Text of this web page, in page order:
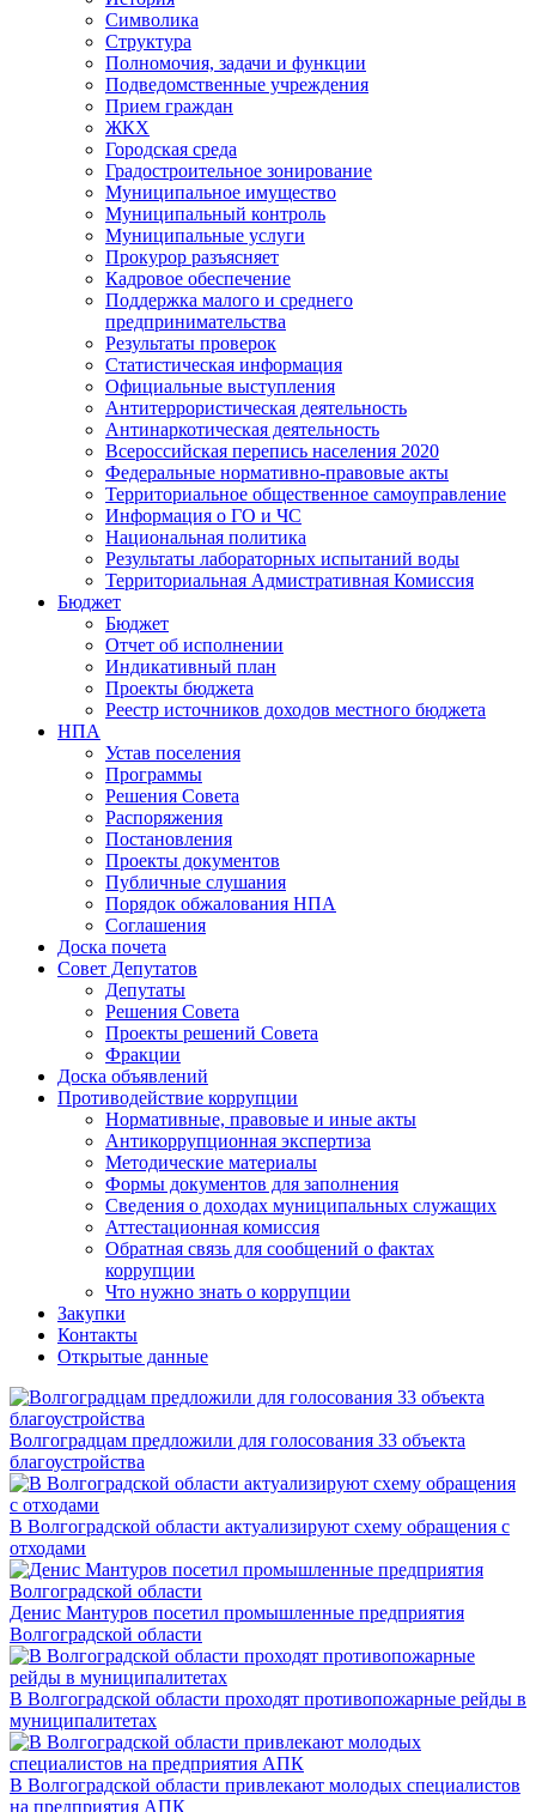
Символика
Структура
Полномочия, задачи и функции
Подведомственные учреждения
Прием граждан
ЖКХ
Городская среда
Градостроительное зонирование
Муниципальное имущество
Муниципальный контроль
Муниципальные услуги
Прокурор разъясняет
Кадровое обеспечение
Поддержка малого и среднего
предпринимательства
Результаты проверок
Статистическая информация
Официальные выступления
Антитеррористическая деятельность
Антинаркотическая деятельность
Всероссийская перепись населения 2020
Федеральные нормативно-правовые акты
Территориальное общественное самоуправление
Информация о ГО и ЧС
Национальная политика
Результаты лабораторных испытаний воды
Территориальная Адмистративная Комиссия
Бюджет
Бюджет
Отчет об исполнении
Индикативный план
Проекты бюджета
Реестр источников доходов местного бюджета
НПА
Устав поселения
Программы
Решения Совета
Распоряжения
Постановления
Проекты документов
Публичные слушания
Порядок обжалования НПА
Соглашения
Доска почета
Совет Депутатов
Депутаты
Решения Совета
Проекты решений Совета
Фракции
Доска объявлений
Противодействие коррупции
Нормативные, правовые и иные акты
Антикоррупционная экспертиза
Методические материалы
Формы документов для заполнения
Сведения о доходах муниципальных служащих
Аттестационная комиссия
Обратная связь для сообщений о фактах
коррупции
Что нужно знать о коррупции
Закупки
Контакты
Открытые данные
Волгоградцам предложили для голосования 33 объекта
благоустройства
В Волгоградской области актуализируют схему обращения с
отходами
Денис Мантуров посетил промышленные предприятия
Волгоградской области
В Волгоградской области проходят противопожарные рейды в
муниципалитетах
В Волгоградской области привлекают молодых специалистов
на предприятия АПК